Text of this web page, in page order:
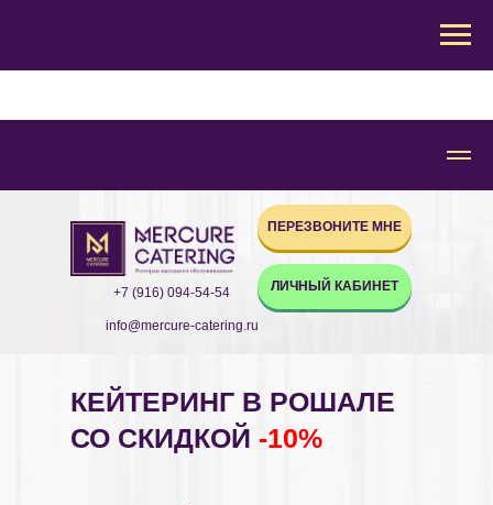
ЛИЧНЫЙ КАБИНЕТ
ПЕРЕЗВОНИТЕ МНЕ
+7 (916) 094-54-54
info@mercure-catering.ru
КЕЙТЕРИНГ В РОШАЛЕ
СО СКИДКОЙ -10%